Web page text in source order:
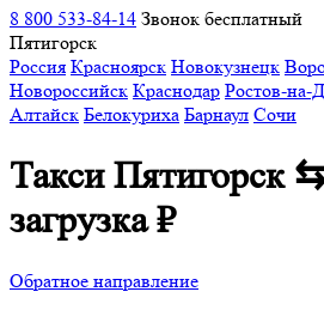
8 800 533-84-14 Звонок бесплатный
Пятигорск
Россия Красноярск Новокузнецк
Новороссийск Краснодар Ростов-на-
Алтайск Белокуриха Барнаул Сочи
Такси Пятигорск
загрузка₽
Обратное направление